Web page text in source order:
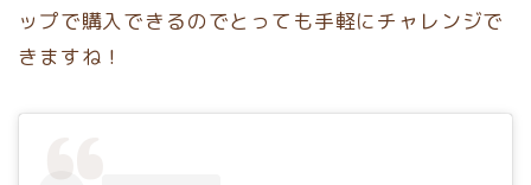
ップで購入できるのでとっても手軽にチャレンジで
きますね！